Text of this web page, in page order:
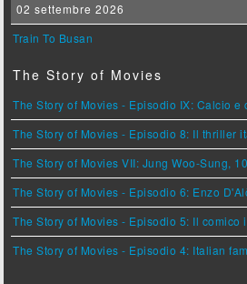
02 settembre 2026
Train To Busan
The Story of Movies
The Story of Movies - Episodio IX: Calcio e
The Story of Movies - Episodio 8: Il thriller
The Story of Movies VII: Jung Woo-Sung,
The Story of Movies - Episodio 6: Enzo
The Story of Movies - Episodio 5: Il comico
The Story of Movies - Episodio 4: Italian